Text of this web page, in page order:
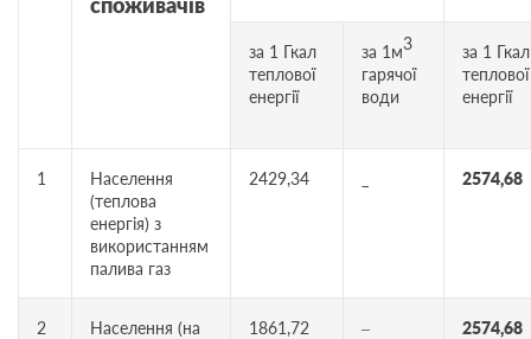
за 1 Гкал
теплової
енергії
за 1м3
гарячої
води
за 1 Гкал
теплової
енергії
1
Населення
(теплова
енергія) з
використанням
палива газ
2429,34 2574,68
2
Населення (на
1861,72 – 2574,68